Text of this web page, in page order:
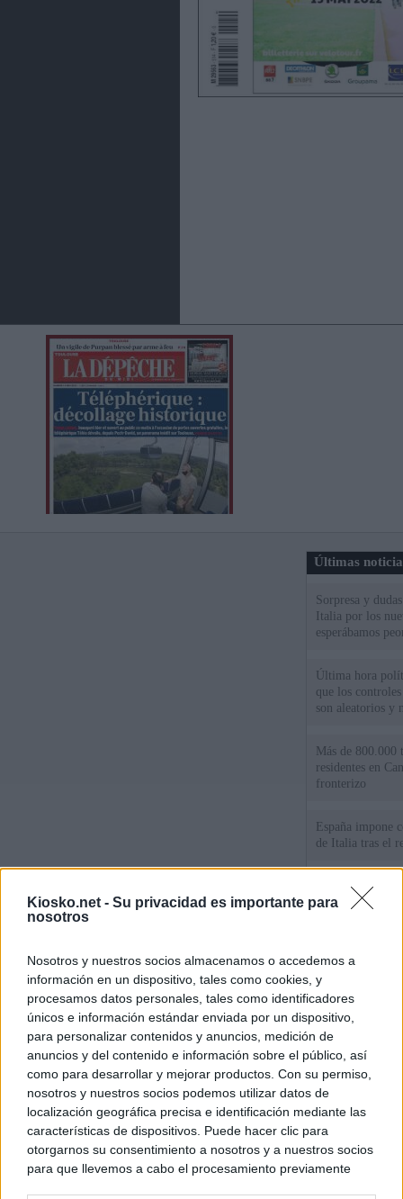
Kiosko.net - Su privacidad es importante para
nosotros
Nosotros y nuestros socios almacenamos o accedemos a
información en un dispositivo, tales como cookies, y
procesamos datos personales, tales como identificadores
únicos e información estándar enviada por un dispositivo,
para personalizar contenidos y anuncios, medición de
anuncios y del contenido e información sobre el público, así
como para desarrollar y mejorar productos. Con su permiso,
nosotros y nuestros socios podemos utilizar datos de
localización geográfica precisa e identificación mediante las
características de dispositivos. Puede hacer clic para
otorgarnos su consentimiento a nosotros y a nuestros socios
para que llevemos a cabo el procesamiento previamente
Últimas
Sorpresa y
Italia por los
esperábamos
Última hora
que los
son aleatorios y
Más de 800.000
residentes en
fronterizo
España impone
de Italia tras el
Qué hay detrás
España por la
personas se
algo"
© Kiosko.net Aviso Legal Privacidad y Cookies